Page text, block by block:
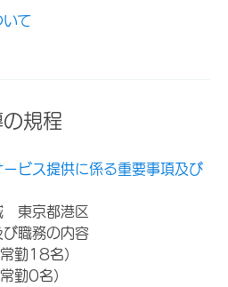
て
規程
ビス提供に係る重要事項及び
東京都港区
び職務の内容
勤18名）
勤0名）